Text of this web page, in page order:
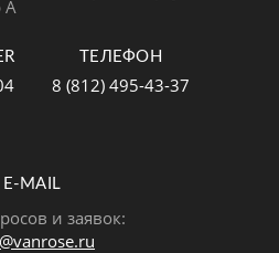
А
ТЕЛЕФОН
8 (812) 495-43-37
E-MAIL
и заявок: